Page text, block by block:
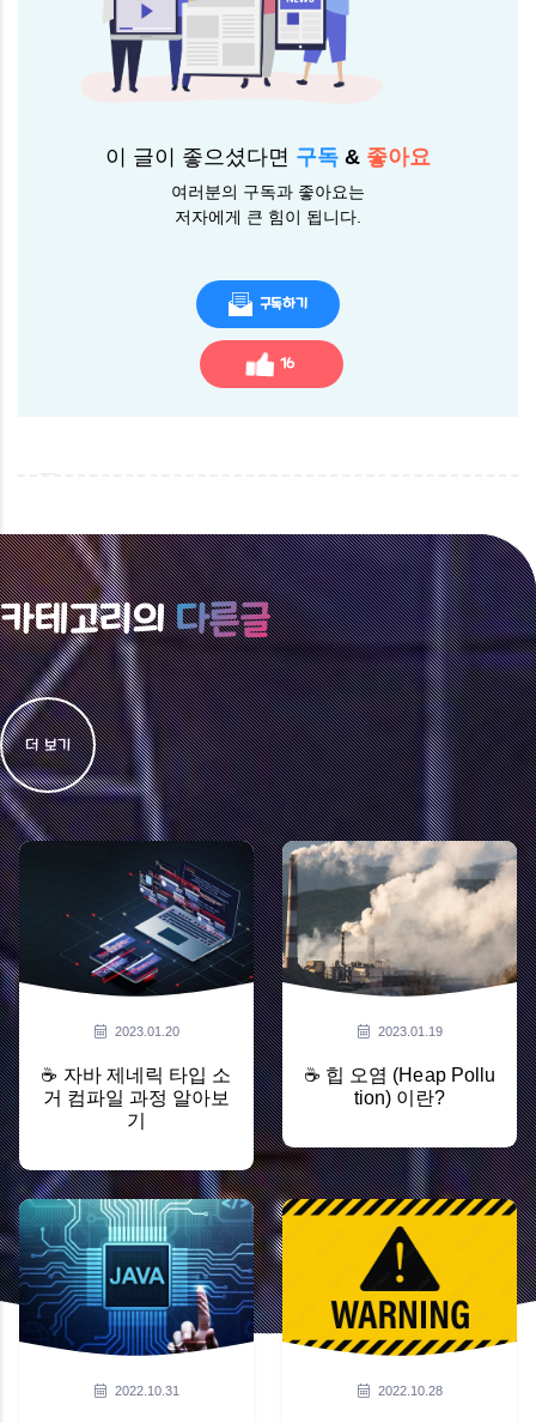
이 글이 좋으셨다면 구독 & 좋아요
여러분의 구독과 좋아요는
저자에게 큰 힘이 됩니다.
구독하기
16
카테고리의다른글
더 보기
2023.01.20
☕ 자바 제네릭 타입 소
거 컴파일 과정 알아보
기
2023.01.19
☕ 힙 오염 (Heap Pollu
tion) 이란?
2022.10.31 2022.10.28